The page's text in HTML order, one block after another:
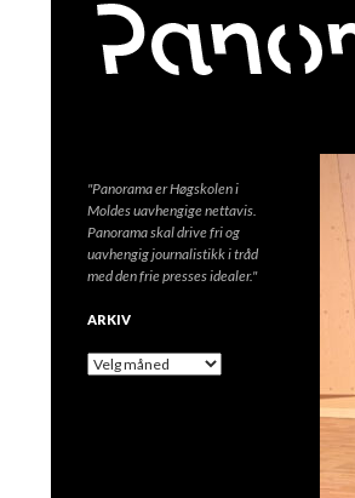
"Panorama er Høgskolen i
Moldes uavhengige nettavis.
Panorama skal drive fri og
uavhengig journalistikk i tråd
med den frie presses idealer."
ARKIV
A